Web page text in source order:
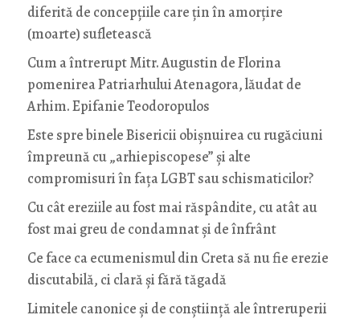
diferită de concepțiile care țin în amorțire
(moarte) sufletească
Cum a întrerupt Mitr. Augustin de Florina
pomenirea Patriarhului Atenagora, lăudat de
Arhim. Epifanie Teodoropulos
Este spre binele Bisericii obișnuirea cu rugăciuni
împreună cu „arhiepiscopese” și alte
compromisuri în fața LGBT sau schismaticilor?
Cu cât ereziile au fost mai răspândite, cu atât au
fost mai greu de condamnat și de înfrânt
Ce face ca ecumenismul din Creta să nu fie erezie
discutabilă, ci clară și fără tăgadă
Limitele canonice și de conștiință ale întreruperii